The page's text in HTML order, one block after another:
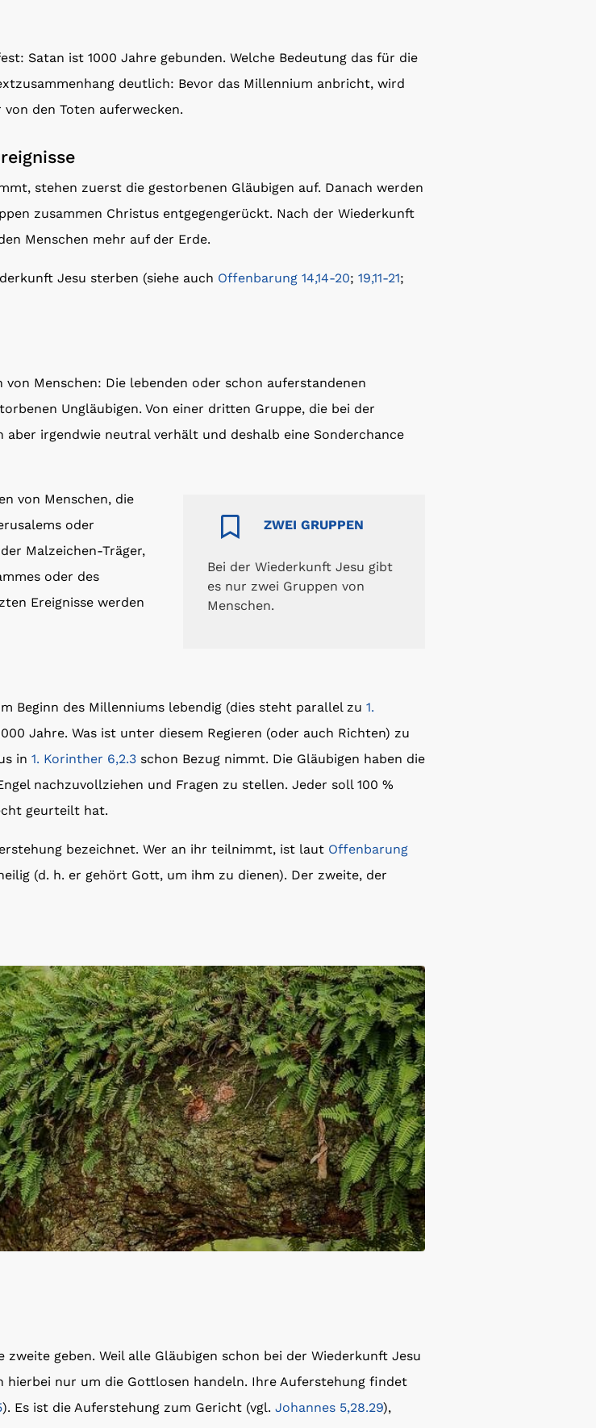
Satan ist 1000 Jahre gebunden. Welche Bedeutung das für die
deutlich: Bevor das Millennium anbricht, wird
den Toten auferwecken.
stehen zuerst die gestorbenen Gläubigen auf. Danach werden
zusammen Christus entgegengerückt. Nach der Wiederkunft
Menschen mehr auf der Erde.
Jesu sterben (siehe auch Offenbarung 14,14-20; 19,11-21;
Menschen: Die lebenden oder schon auferstandenen
Ungläubigen. Von einer dritten Gruppe, die bei der
irgendwie neutral verhält und deshalb eine Sonderchance
ZWEI GRUPPEN
Bei der Wiederkunft Jesu gibt
es nur zwei Gruppen von
Menschen.
von Menschen, die
oder
Malzeichen-Träger,
oder des
Ereignisse werden
Beginn des Millenniums lebendig (dies steht parallel zu 1.
Jahre. Was ist unter diesem Regieren (oder auch Richten) zu
in 1. Korinther 6,2.3 schon Bezug nimmt. Die Gläubigen haben die
nachzuvollziehen und Fragen zu stellen. Jeder soll 100 %
geurteilt hat.
bezeichnet. Wer an ihr teilnimmt, ist laut Offenbarung
(d. h. er gehört Gott, um ihm zu dienen). Der zweite, der
geben. Weil alle Gläubigen schon bei der Wiederkunft Jesu
hierbei nur um die Gottlosen handeln. Ihre Auferstehung findet
). Es ist die Auferstehung zum Gericht (vgl. Johannes 5,28.29),